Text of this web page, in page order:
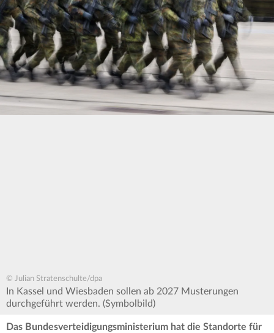
© Julian Stratenschulte/dpa
In Kassel und Wiesbaden sollen ab 2027 Musterungen
durchgeführt werden. (Symbolbild)
Das Bundesverteidigungsministerium hat die Standorte für